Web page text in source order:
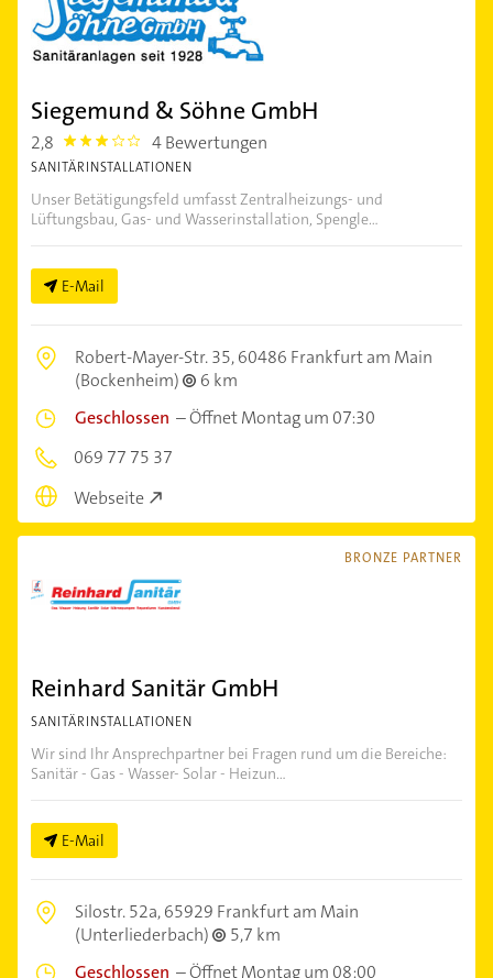
Siegemund & Söhne GmbH
2,8 2.8 4 Bewertungen
SANITÄRINSTALLATIONEN
Unser Betätigungsfeld umfasst Zentralheizungs- und
Lüftungsbau, Gas- und Wasserinstallation, Spengle...
E-Mail
Robert-Mayer-Str. 35,60486 Frankfurt am Main
(Bockenheim)
6 km
Geschlossen –Öffnet Montag um 07:30
069 77 75 37
Webseite
BRONZE PARTNER
Reinhard Sanitär GmbH
SANITÄRINSTALLATIONEN
Wir sind Ihr Ansprechpartner bei Fragen rund um die Bereiche:
Sanitär - Gas - Wasser- Solar - Heizun...
E-Mail
Silostr. 52a,65929 Frankfurt am Main
(Unterliederbach)
5,7 km
Geschlossen –Öffnet Montag um 08:00